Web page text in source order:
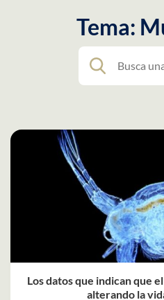
Tema:
Los datos que indican que
alterando la